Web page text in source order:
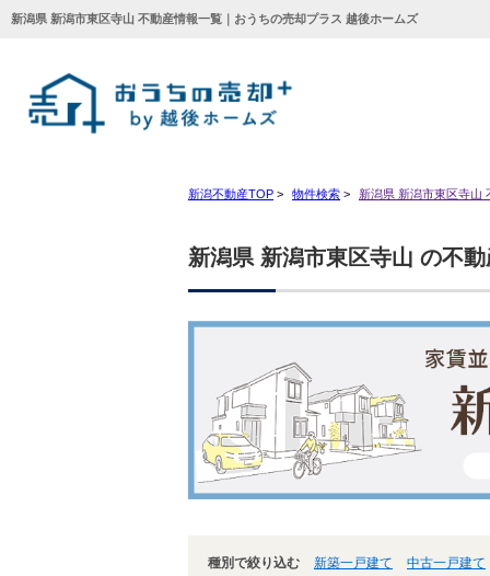
新潟県 新潟市東区寺山 不動産情報一覧｜おうちの売却プラス 越後ホームズ
新潟不動産TOP > 物件検索 > 新潟県 新潟市東区寺山
新潟県 新潟市東区寺山 の不
種別で絞り込む 新築一戸建て 中古一戸建て